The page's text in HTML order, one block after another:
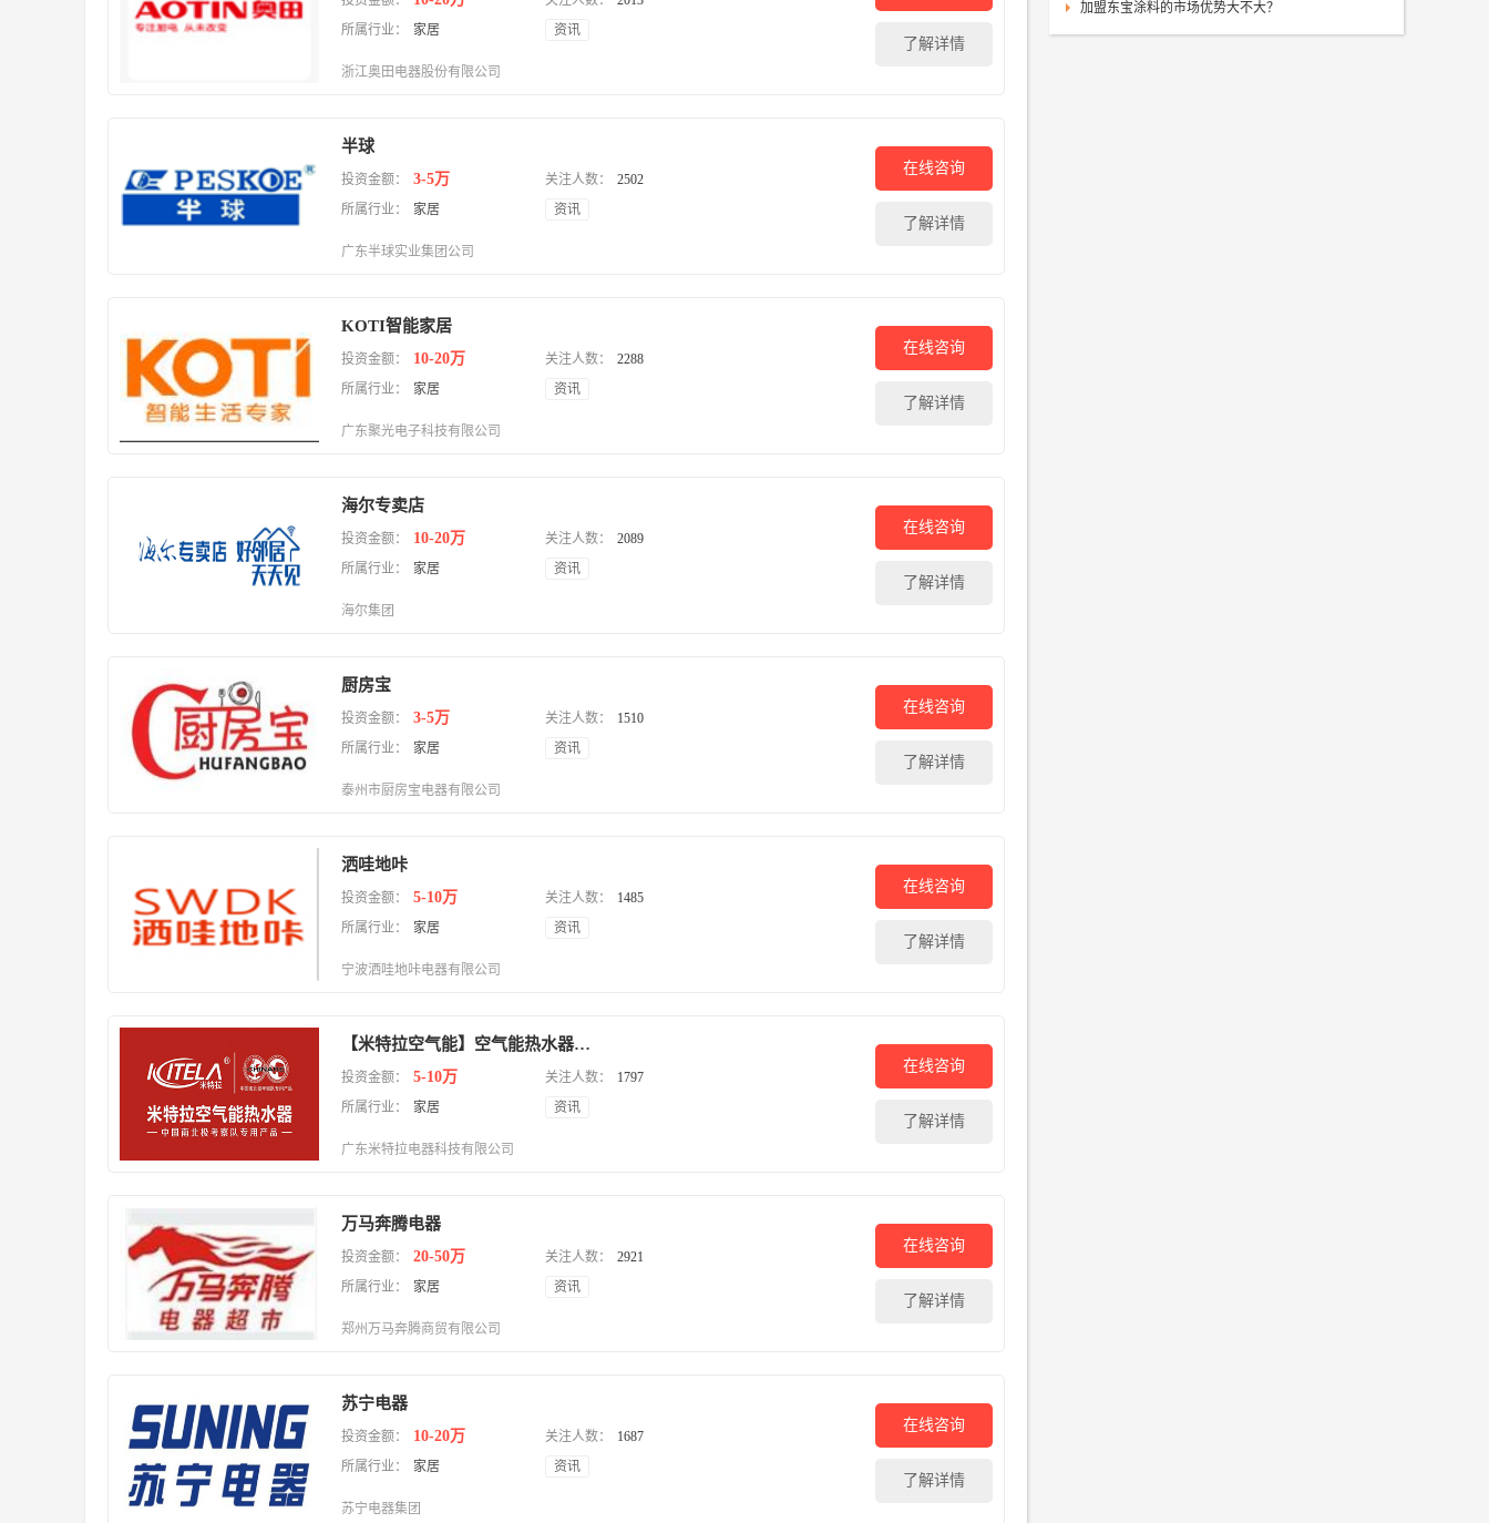
所属行业：
家居 资讯
浙江奥田电器股份有限公司
了解详情
半球
投资金额： 3-5万 关注人数：
2502
所属行业：
家居 资讯
广东半球实业集团公司
在线咨询
了解详情
KOTI智能家居
投资金额： 10-20万 关注人数：
2288
所属行业：
家居 资讯
广东聚光电子科技有限公司
在线咨询
了解详情
海尔专卖店
投资金额： 10-20万 关注人数：
2089
所属行业：
家居 资讯
海尔集团
在线咨询
了解详情
厨房宝
投资金额： 3-5万 关注人数：
1510
所属行业：
家居 资讯
泰州市厨房宝电器有限公司
在线咨询
了解详情
洒哇地咔
投资金额： 5-10万 关注人数：
1485
所属行业：
家居 资讯
宁波洒哇地咔电器有限公司
在线咨询
了解详情
【米特拉空气能】空气能热水器 空气能热泵
投资金额： 5-10万 关注人数：
1797
所属行业：
家居 资讯
广东米特拉电器科技有限公司
在线咨询
了解详情
万马奔腾电器
投资金额： 20-50万 关注人数：
2921
所属行业：
家居 资讯
郑州万马奔腾商贸有限公司
在线咨询
了解详情
苏宁电器
投资金额： 10-20万 关注人数：
1687
所属行业：
家居 资讯
苏宁电器集团
在线咨询
了解详情
加盟东宝涂料的市场优势大不大？